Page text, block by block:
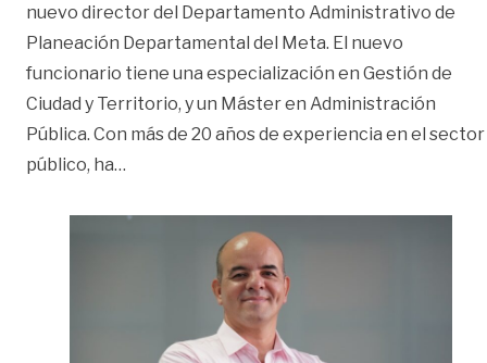
nuevo director del Departamento Administrativo de
Planeación Departamental del Meta. El nuevo
funcionario tiene una especialización en Gestión de
Ciudad y Territorio, y un Máster en Administración
Pública. Con más de 20 años de experiencia en el sector
público, ha…